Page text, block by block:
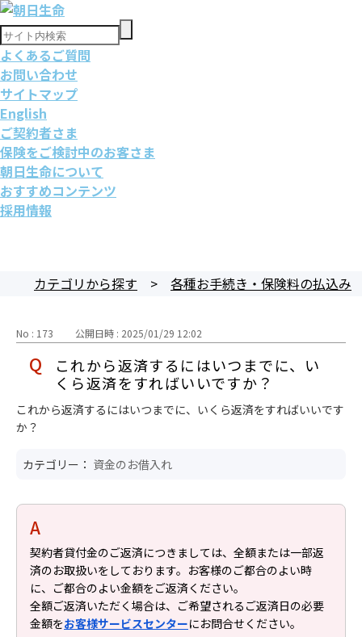
よくあるご質問
お問い合わせ
サイトマップ
English
ご契約者さま
保険をご検討中のお客さま
朝日生命について
おすすめコンテンツ
採用情報
カテゴリから探す > 各種お手続き・保険料の払込み
No : 173 公開日時 : 2025/01/29 12:02
これから返済するにはいつまでに、い
くら返済をすればいいですか？
これから返済するにはいつまでに、いくら返済をすればいいです
か？
カテゴリー： 資金のお借入れ
契約者貸付金のご返済につきましては、全額または一部返
済のお取扱いをしております。お客様のご都合のよい時
に、ご都合のよい金額をご返済ください。
全額ご返済いただく場合は、ご希望されるご返済日の必要
金額をお客様サービスセンターにお問合せください。